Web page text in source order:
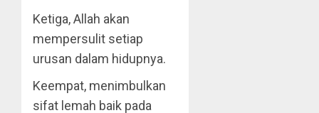
Ketiga, Allah akan
mempersulit setiap
urusan dalam hidupnya.
Keempat, menimbulkan
sifat lemah baik pada